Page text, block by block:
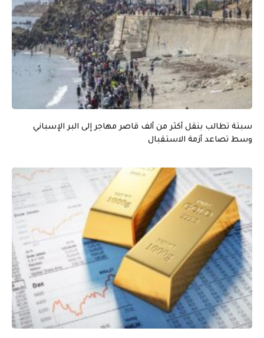
سبتة تطالب بنقل أكثر من ألف قاصر مهاجر إلى البر الإسباني
وسط تصاعد أزمة الاستقبال